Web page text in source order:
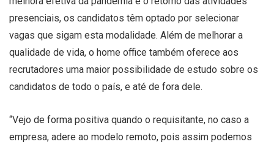
presenciais, os candidatos têm optado por selecionar
vagas que sigam esta modalidade. Além de melhorar a
qualidade de vida, o home office também oferece aos
recrutadores uma maior possibilidade de estudo sobre os
candidatos de todo o país, e até de fora dele.
“Vejo de forma positiva quando o requisitante, no caso a
empresa, adere ao modelo remoto, pois assim podemos